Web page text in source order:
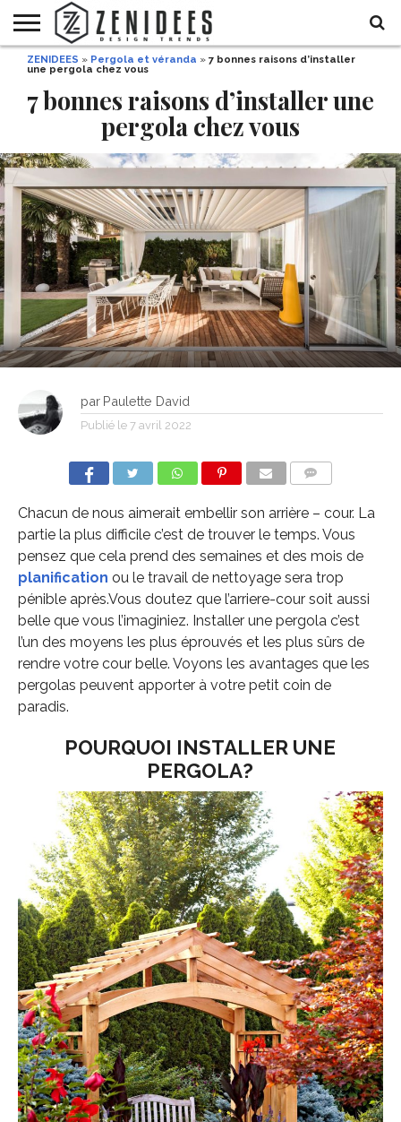
HOME
MAISON
DÉCO
JARDIN
DÉCO
DE
FÊTE
MODE
ET
BEAUTÉ
RECETTES
DIY
HALLOWEEN
ZENIDEES » Pergola et véranda » 7 bonnes raisons d’installer
une pergola chez vous
7 bonnes raisons d’installer une
pergola chez vous
par Paulette David
Publié le 7 avril 2022
Chacun de nous aimerait embellir son arrière – cour. La
partie la plus difficile c’est de trouver le temps. Vous
pensez que cela prend des semaines et des mois de
planification ou le travail de nettoyage sera trop
pénible après.Vous doutez que l’arriere-cour soit aussi
belle que vous l’imaginiez. Installer une pergola c’est
l’un des moyens les plus éprouvés et les plus sûrs de
rendre votre cour belle. Voyons les avantages que les
pergolas peuvent apporter à votre petit coin de
paradis.
POURQUOI INSTALLER UNE
PERGOLA?